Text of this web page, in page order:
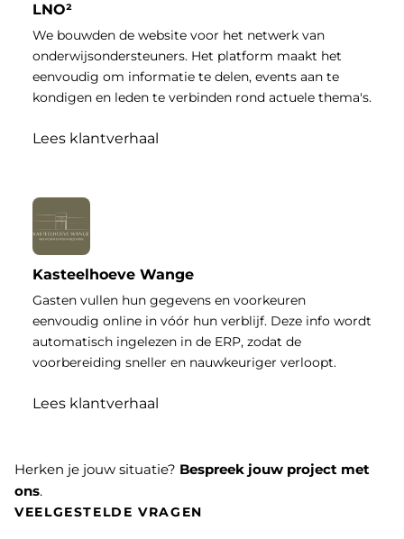
LNO²
We bouwden de website voor het netwerk van
onderwijsondersteuners. Het platform maakt het
eenvoudig om informatie te delen, events aan te
kondigen en leden te verbinden rond actuele thema's.
Lees klantverhaal
Kasteelhoeve Wange
Gasten vullen hun gegevens en voorkeuren
eenvoudig online in vóór hun verblijf. Deze info wordt
automatisch ingelezen in de ERP, zodat de
voorbereiding sneller en nauwkeuriger verloopt.
Lees klantverhaal
Herken je jouw situatie? Bespreek jouw project met
ons.
VEELGESTELDE VRAGEN